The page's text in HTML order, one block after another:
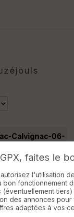
Calvignac-06-
19 km
l'église 13
qui mène au
ce plateau
au départ du
boucle de 10 km
faites le
l'utilisation
fonctionnement
des annonces pour
adaptées à vos